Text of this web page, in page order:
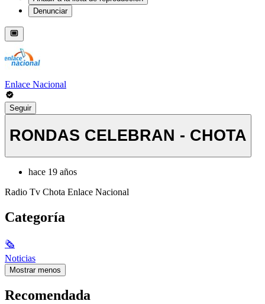
Denunciar
Enlace Nacional
Seguir
RONDAS CELEBRAN - CHOTA
hace 19 años
Radio Tv Chota Enlace Nacional
Categoría
🗞
Noticias
Mostrar menos
Recomendada